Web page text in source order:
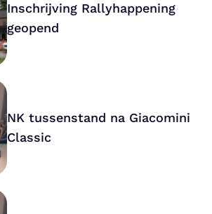
Inschrijving Rallyhappening
geopend
NK tussenstand na Giacomini
Classic